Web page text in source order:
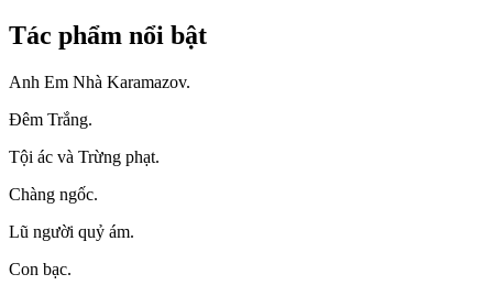
Tác phẩm nổi bật
Anh Em Nhà Karamazov.
Đêm Trắng.
Tội ác và Trừng phạt.
Chàng ngốc.
Lũ người quỷ ám.
Con bạc.